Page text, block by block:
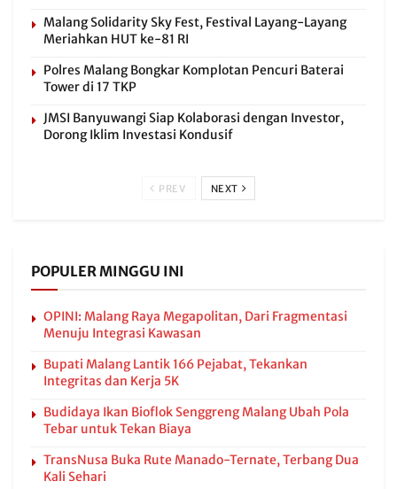
Malang Solidarity Sky Fest, Festival Layang-Layang
Meriahkan HUT ke-81 RI
Polres Malang Bongkar Komplotan Pencuri Baterai
Tower di 17 TKP
JMSI Banyuwangi Siap Kolaborasi dengan Investor,
Dorong Iklim Investasi Kondusif
PREV NEXT
POPULER MINGGU INI
OPINI: Malang Raya Megapolitan, Dari Fragmentasi
Menuju Integrasi Kawasan
Bupati Malang Lantik 166 Pejabat, Tekankan
Integritas dan Kerja 5K
Budidaya Ikan Bioflok Senggreng Malang Ubah Pola
Tebar untuk Tekan Biaya
TransNusa Buka Rute Manado-Ternate, Terbang Dua
Kali Sehari